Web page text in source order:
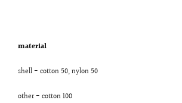
material
shell - cotton 50, nylon 50
other - cotton 100